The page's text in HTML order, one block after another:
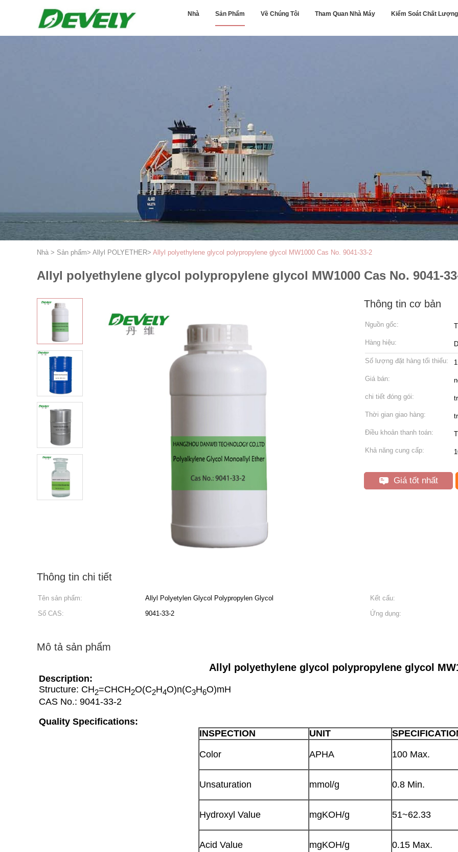
Nhà Sản Phẩm Về Chúng Tôi Tham Quan Nhà Máy Kiểm Soát Chất Lượng
Nhà > Sản phẩm> Allyl POLYETHER> Allyl polyethylene glycol polypropylene glycol MW1000 Cas No. 9041-33-2
Allyl polyethylene glycol polypropylene glycol MW1000 Cas No. 9041-
Thông tin cơ bản
Nguồn gốc:
Hàng hiệu:
Số lượng đặt hàng tối thiểu:
Giá bán:
chi tiết đóng gói:
Thời gian giao hàng:
Điều khoản thanh toán:
Khả năng cung cấp:
Giá tốt nhất
Thông tin chi tiết
Tên sản phẩm: Allyl Polyetylen Glycol Polypropylen Glycol
Kết cấu:
Số CAS:
9041-33-2 Ứng dụng:
Mô tả sản phẩm
Allyl polyethylene glycol polypropylene glycol
Description:
Structure: CH2=CHCH2O(C2H4O)n(C3H6O)mH
CAS No.: 9041-33-2
Quality Specifications:
INSPECTION
UNIT
Color APHA 100 Max.
Unsaturation mmol/g 0.8 Min.
Hydroxyl Value mgKOH/g 51~62.33
Acid Value mgKOH/g 0.15 Max.